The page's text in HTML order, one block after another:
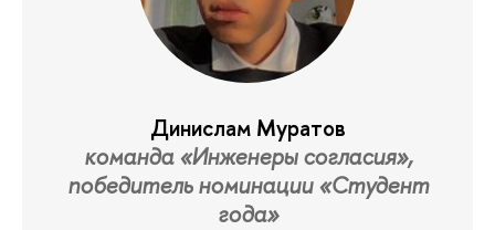
Динислам Муратов
команда «Инженеры согласия»,
победитель номинации «Студент
года»